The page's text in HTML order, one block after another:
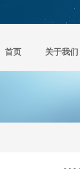
首页 关于我们